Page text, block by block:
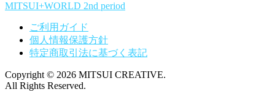
MITSUI+WORLD 2nd period
ご利用ガイド
個人情報保護方針
特定商取引法に基づく表記
Copyright © 2026 MITSUI CREATIVE.
All Rights Reserved.